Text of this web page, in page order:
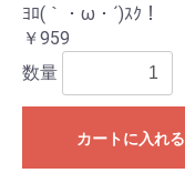
ﾖﾛ(｀・ω・´)ｽｸ！
￥959
数量
カートに入れる